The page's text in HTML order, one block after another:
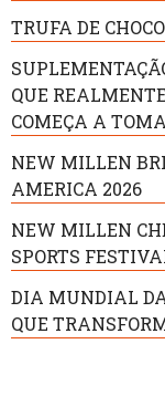
TRUFA DE
QUE
COMEÇA A
NEW MILLEN
AMERICA 2026
NEW MILLEN
SPORTS
DIA MUNDIAL
QUE